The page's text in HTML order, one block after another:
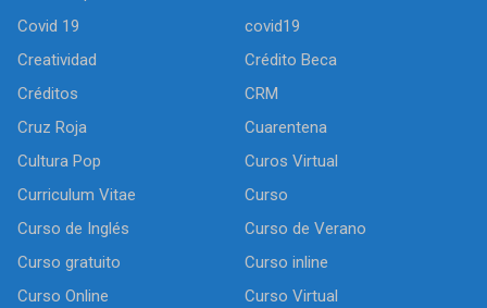
Covid 19
covid19
Creatividad
Crédito Beca
Créditos
CRM
Cruz Roja
Cuarentena
Cultura Pop
Curos Virtual
Curriculum Vitae
Curso
Curso de Inglés
Curso de Verano
Curso gratuito
Curso inline
Curso Online
Curso Virtual